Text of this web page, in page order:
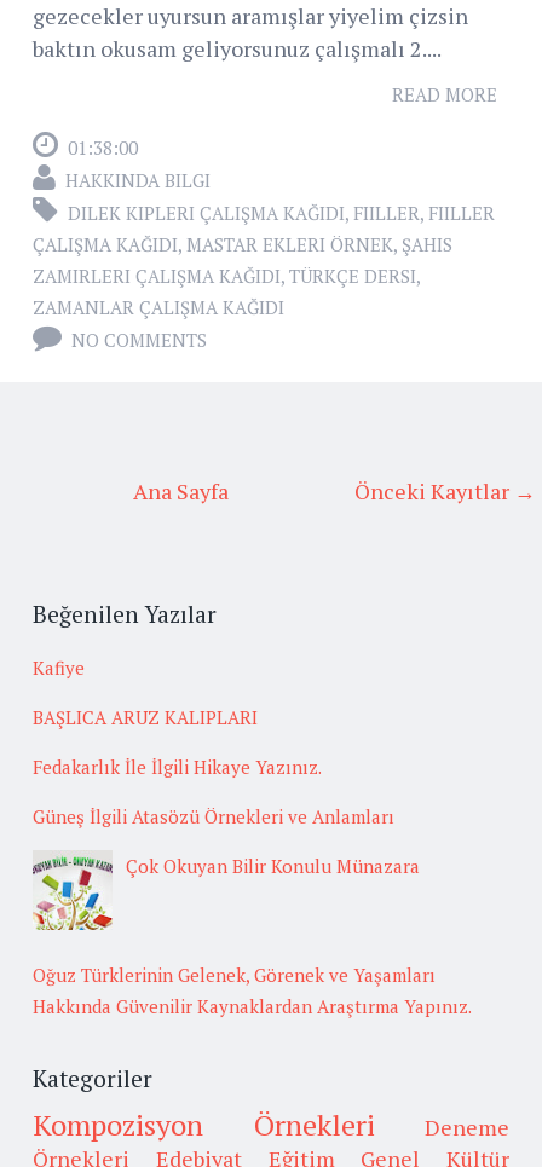
gezecekler uyursun aramışlar yiyelim çizsin
baktın okusam geliyorsunuz çalışmalı 2....
READ MORE
01:38:00
HAKKINDA BILGI
DILEK KIPLERI ÇALIŞMA KAĞIDI, FIILLER, FIILLER
ÇALIŞMA KAĞIDI, MASTAR EKLERI ÖRNEK, ŞAHIS
ZAMIRLERI ÇALIŞMA KAĞIDI, TÜRKÇE DERSI,
ZAMANLAR ÇALIŞMA KAĞIDI
NO COMMENTS
Önceki Kayıtlar →
Ana Sayfa
Beğenilen Yazılar
Kafiye
BAŞLICA ARUZ KALIPLARI
Fedakarlık İle İlgili Hikaye Yazınız.
Güneş İlgili Atasözü Örnekleri ve Anlamları
Çok Okuyan Bilir Konulu Münazara
Oğuz Türklerinin Gelenek, Görenek ve Yaşamları
Hakkında Güvenilir Kaynaklardan Araştırma Yapınız.
Kategoriler
Kompozisyon Örnekleri
Deneme
Örnekleri
Edebiyat Eğitim Genel Kültür